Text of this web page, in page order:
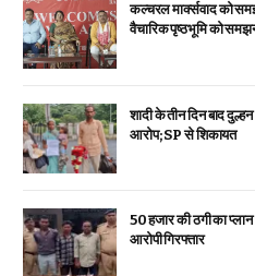
कल्चरल मार्क्सवाद को
वैचारिक पृष्ठभूमि को
शादी के तीन दिन बाद
आरोप; SP से शिकायत
₹50 हजार की ठगी का
आरोपी गिरफ्तार